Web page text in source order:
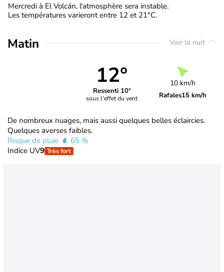
Mercredi à El Volcán, l'atmosphère sera instable.
Les températures varieront entre 12 et 21°C.
Matin Voir la nuit
12°
Ressenti 10°
sous l'effet du vent
10 km/h
Rafales15 km/h
De nombreux nuages, mais aussi quelques belles éclaircies.
Quelques averses faibles.
Risque de pluie
65 %
Indice UV9 Très fort